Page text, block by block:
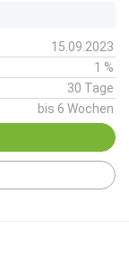
15.09.2023
1 %
30 Tage
bis 6 Wochen